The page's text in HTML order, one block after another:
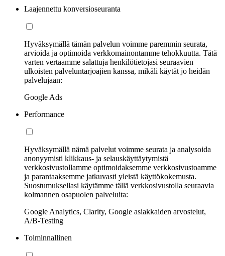
Laajennettu konversioseuranta
Hyväksymällä tämän palvelun voimme paremmin seurata,
arvioida ja optimoida verkkomainontamme tehokkuutta. Tätä
varten vertaamme salattuja henkilötietojasi seuraavien
ulkoisten palveluntarjoajien kanssa, mikäli käytät jo heidän
palvelujaan:
Google Ads
Performance
Hyväksymällä nämä palvelut voimme seurata ja analysoida
anonyymisti klikkaus- ja selauskäyttäytymistä
verkkosivustollamme optimoidaksemme verkkosivustoamme
ja parantaaksemme jatkuvasti yleistä käyttökokemusta.
Suostumuksellasi käytämme tällä verkkosivustolla seuraavia
kolmannen osapuolen palveluita:
Google Analytics, Clarity, Google asiakkaiden arvostelut,
A/B-Testing
Toiminnallinen